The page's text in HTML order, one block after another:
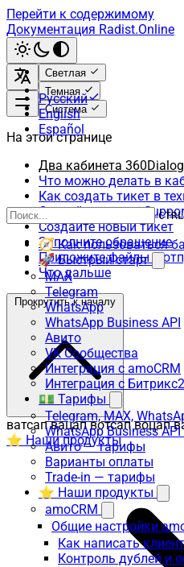
Перейти к содержимому
Документация Radist.Online
Светлая
Темная
Система
Русский
English
Español
🧭 Как пользоваться
🚀 Быстрый старт
MAX
Telegram
WhatsApp
WhatsApp Business API
Авито
VK Сообщества
Интеграция с amoCRM
Интеграция с
💵 Тарифы
Telegram, MAX,
WhatsApp Business
Авито — тарифы
Варианты оплаты
Trade-in — тарифы
⭐ Наши продукты
amoCRM
Общие настройки
Как написать
Контроль дублей и
На этой странице
Два кабинета 360Dialog
Что можно делать в
Как создать тикет в
Откройте раздел
Создайте новый тикет
Заполните обращение
Приложите файлы и
Что дальше
Прокрутить к началу
ватсап вацап вотсап воцап
⭐ Наши продукты